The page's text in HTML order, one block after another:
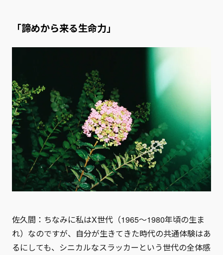
「諦めから来る生命力」
佐久間：ちなみに私はX世代（1965〜1980年頃の生ま
れ）なのですが、自分が生きてきた時代の共通体験はあ
るにしても、シニカルなスラッカーという世代の全体感